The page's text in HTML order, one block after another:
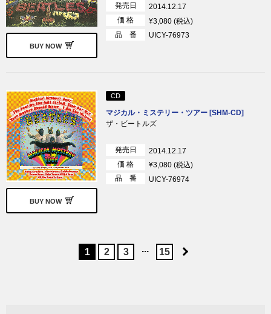
BUY NOW
発売日
2014.12.17
価 格
¥3,080 (税込)
品 番
UICY-76973
BUY NOW
CD
マジカル・ミステリー・ツアー [SHM-CD]
ザ・ビートルズ
発売日
2014.12.17
価 格
¥3,080 (税込)
品 番
UICY-76974
1 2 3 ... 15